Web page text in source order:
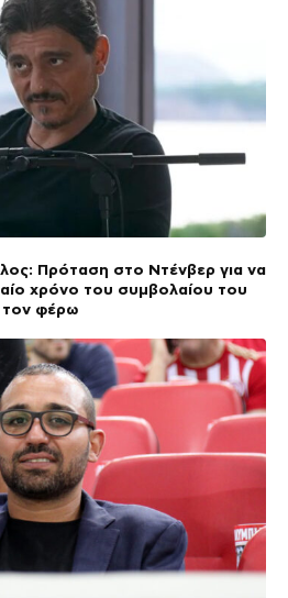
Πρόταση στο Ντένβερ για να
χρόνο του συμβολαίου του
τον φέρω